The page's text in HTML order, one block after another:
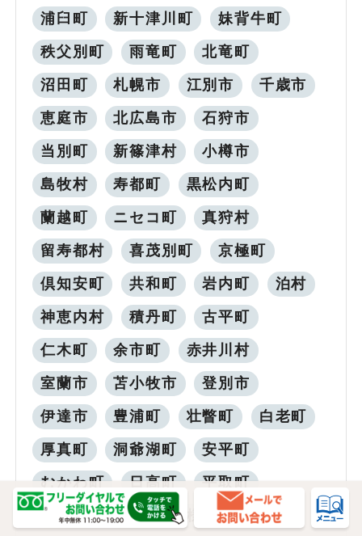
浦臼町 新十津川町 妹背牛町
秩父別町 雨竜町 北竜町
沼田町 札幌市 江別市 千歳市
恵庭市 北広島市 石狩市
当別町 新篠津村 小樽市
島牧村 寿都町 黒松内町
蘭越町 ニセコ町 真狩村
留寿都村 喜茂別町 京極町
倶知安町 共和町 岩内町 泊村
神恵内村 積丹町 古平町
仁木町 余市町 赤井川村
室蘭市 苫小牧市 登別市
伊達市 豊浦町 壮瞥町 白老町
厚真町 洞爺湖町 安平町
むかわ町 日高町 平取町
新冠町 浦河町 様似町